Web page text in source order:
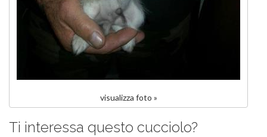
visualizza foto »
Ti interessa questo cucciolo?